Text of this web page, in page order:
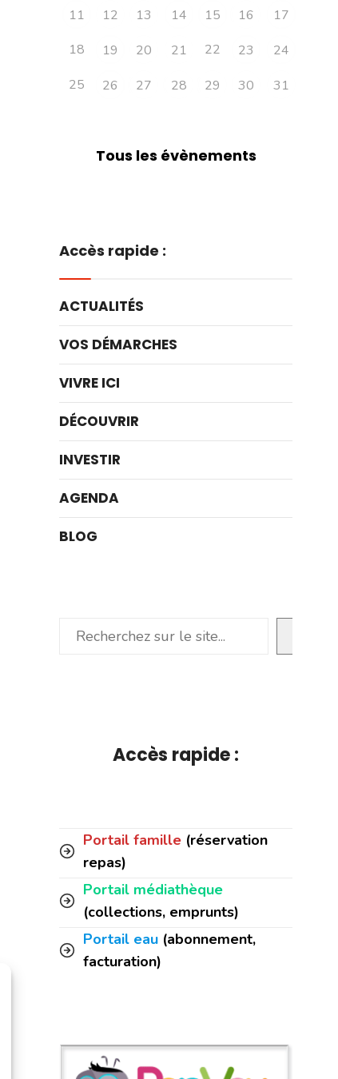
11
12 13 14 15 16
17
18
19 20 21 22 23
24
25
26 27 28 29 30 31
Tous les évènements
Accès rapide :
ACTUALITÉS
VOS DÉMARCHES
VIVRE ICI
DÉCOUVRIR
INVESTIR
AGENDA
BLOG
Rechercher
Accès rapide :
Portail famille (réservation
repas)
Portail médiathèque
(collections, emprunts)
Portail eau (abonnement,
facturation)